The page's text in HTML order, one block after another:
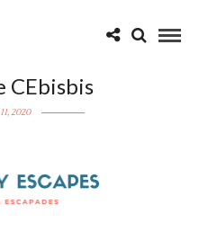
CEbisbis
2020